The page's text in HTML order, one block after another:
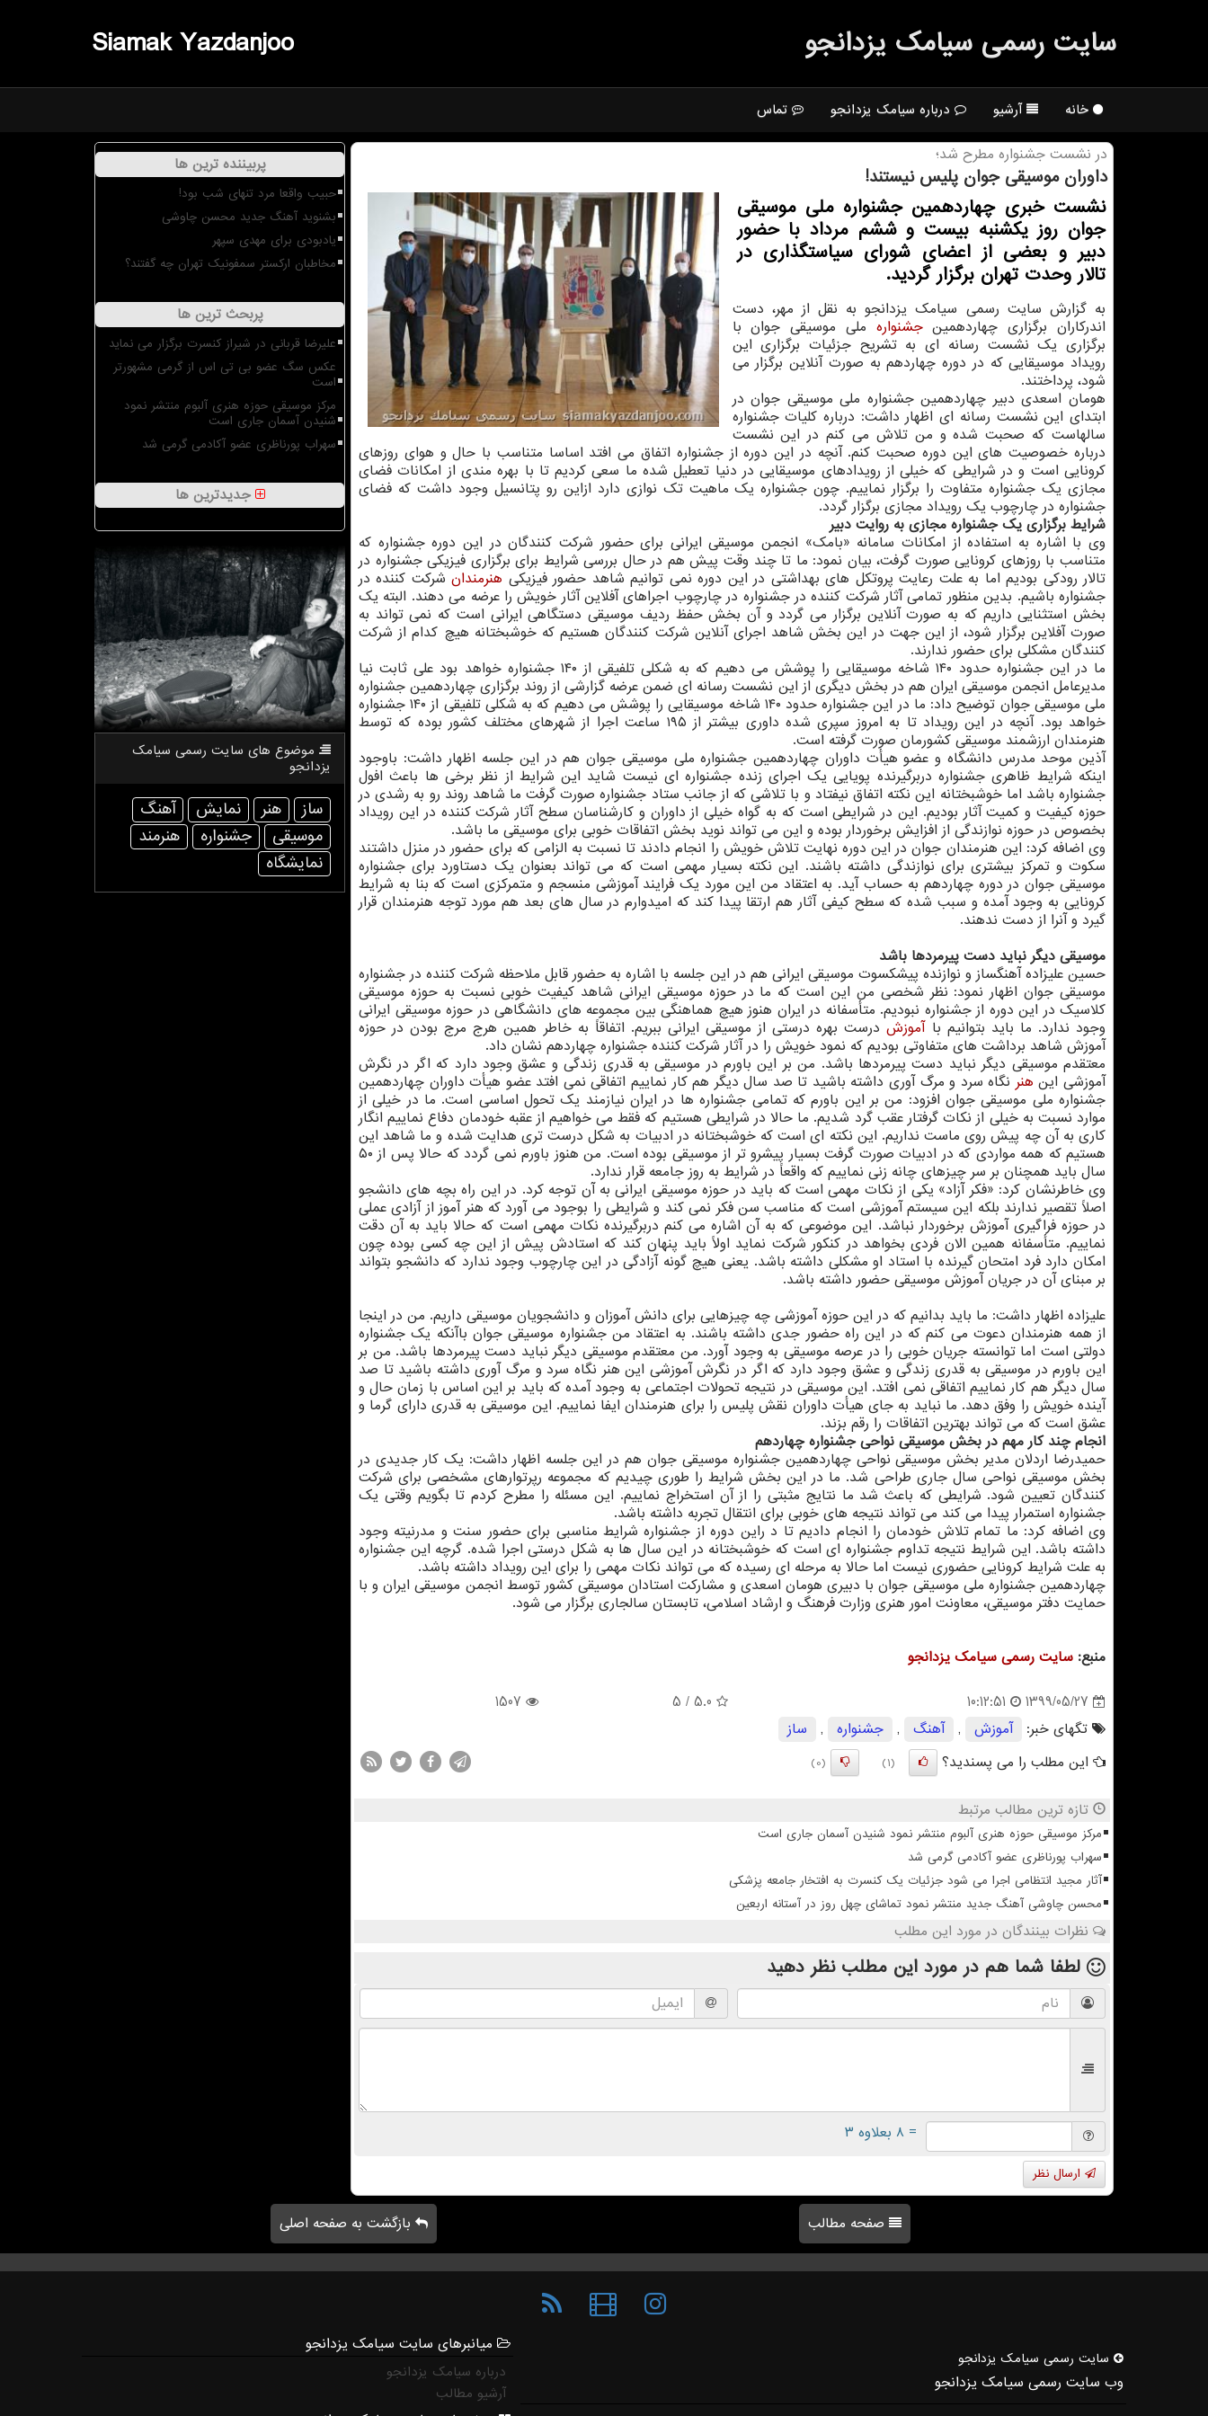
Siamak Yazdanjoo سایت رسمی سیامك یزدانجو
خانه آرشیو درباره سیامک یزدانجو تماس
در نشست جشنواره مطرح شد؛
داوران موسیقی جوان پلیس نیستند!
نشست خبری چهاردهمین جشنواره ملی موسیقی
جوان روز یكشنبه بیست و ششم مرداد با حضور
دبیر و بعضی از اعضای شورای سیاستگذاری در
تالار وحدت تهران برگزار گردید.
به گزارش سایت رسمی سیامک یزدانجو به نقل از مهر، دست
اندرکاران برگزاری چهاردهمینجشنواره ملی موسیقی جوان با
برگزاری یک نشست رسانه ای به تشریح جزئیات برگزاری این
رویداد موسیقایی که در دوره چهاردهم به صورت آنلاین برگزار می
شود، پرداختند.
هومان اسعدی دبیر چهاردهمین جشنواره ملی موسیقی جوان در
ابتدای این نشست رسانه ای اظهار داشت: درباره کلیات جشنواره
سالهاست که صحبت شده و من تلاش می کنم در این نشست
درباره خصوصیت های این دوره صحبت کنم. آنچه در این دوره از جشنواره اتفاق می افتد اساسا متناسب با حال و هوای روزهای
کرونایی است و در شرایطی که خیلی از رویدادهای موسیقایی در دنیا تعطیل شده ما سعی کردیم تا با بهره مندی از امکانات فضای
مجازی یک جشنواره متفاوت را برگزار نماییم. چون جشنواره یک ماهیت تک نوازی دارد ازاین رو پتانسیل وجود داشت که فضای
جشنواره در چارچوب یک رویداد مجازی برگزار گردد.
شرایط برگزاری یک جشنواره مجازی به روایت دبیر
وی با اشاره به استفاده از امکانات سامانه «بامک» انجمن موسیقی ایرانی برای حضور شرکت کنندگان در این دوره جشنواره که
متناسب با روزهای کرونایی صورت گرفت، بیان نمود: ما تا چند وقت پیش هم در حال بررسی شرایط برای برگزاری فیزیکی جشنواره در
تالار رودکی بودیم اما به علت رعایت پروتکل های بهداشتی در این دوره نمی توانیم شاهد حضور فیزیکی هنرمندانشرکت کننده در
جشنواره باشیم. بدین منظور تمامی آثار شرکت کننده در جشنواره در چارچوب اجراهای آفلاین آثار خویش را عرضه می دهند. البته یک
بخش استثنایی داریم که به صورت آنلاین برگزار می گردد و آن بخش حفظ ردیف موسیقی دستگاهی ایرانی است که نمی تواند به
صورت آفلاین برگزار شود، از این جهت در این بخش شاهد اجرای آنلاین شرکت کنندگان هستیم که خوشبختانه هیچ کدام از شرکت
کنندگان مشکلی برای حضور ندارند.
ما در این جشنواره حدود ۱۴۰ شاخه موسیقایی را پوشش می دهیم که به شکلی تلفیقی از ۱۴۰ جشنواره خواهد بود علی ثابت نیا
مدیرعامل انجمن موسیقی ایران هم در بخش دیگری از این نشست رسانه ای ضمن عرضه گزارشی از روند برگزاری چهاردهمین جشنواره
ملی موسیقی جوان توضیح داد: ما در این جشنواره حدود ۱۴۰ شاخه موسیقایی را پوشش می دهیم که به شکلی تلفیقی از ۱۴۰ جشنواره
خواهد بود. آنچه در این رویداد تا به امروز سپری شده داوری بیشتر از ۱۹۵ ساعت اجرا از شهرهای مختلف کشور بوده که توسط
هنرمندان ارزشمند موسیقی کشورمان صورت گرفته است.
آذین موحد مدرس دانشگاه و عضو هیأت داوران چهاردهمین جشنواره ملی موسیقی جوان هم در این جلسه اظهار داشت: باوجود
اینکه شرایط ظاهری جشنواره دربرگیرنده پویایی یک اجرای زنده جشنواره ای نیست شاید این شرایط از نظر برخی ها باعث افول
جشنواره باشد اما خوشبختانه این نکته اتفاق نیفتاد و با تلاشی که از جانب ستاد جشنواره صورت گرفت ما شاهد روند رو به رشدی در
حوزه کیفیت و کمیت آثار بودیم. این در شرایطی است که به گواه خیلی از داوران و کارشناسان سطح آثار شرکت کننده در این رویداد
بخصوص در حوزه نوازندگی از افزایش برخوردار بوده و این می تواند نوید بخش اتفاقات خوبی برای موسیقی ما باشد.
وی اضافه کرد: این هنرمندان جوان در این دوره نهایت تلاش خویش را انجام دادند تا نسبت به الزامی که برای حضور در منزل داشتند
سکوت و تمرکز بیشتری برای نوازندگی داشته باشند. این نکته بسیار مهمی است که می تواند بعنوان یک دستاورد برای جشنواره
موسیقی جوان در دوره چهاردهم به حساب آید. به اعتقاد من این مورد یک فرایند آموزشی منسجم و متمرکزی است که بنا به شرایط
کرونایی به وجود آمده و سبب شده که سطح کیفی آثار هم ارتقا پیدا کند که امیدوارم در سال های بعد هم مورد توجه هنرمندان قرار
گیرد و آنرا از دست ندهند.
موسیقی دیگر نباید دست پیرمردها باشد
حسین علیزاده آهنگساز و نوازنده پیشکسوت موسیقی ایرانی هم در این جلسه با اشاره به حضور قابل ملاحظه شرکت کننده در جشنواره
موسیقی جوان اظهار نمود: نظر شخصی من این است که ما در حوزه موسیقی ایرانی شاهد کیفیت خوبی نسبت به حوزه موسیقی
کلاسیک در این دوره از جشنواره نبودیم. متأسفانه در ایران هنوز هیچ هماهنگی بین مجموعه های دانشگاهی در حوزه موسیقی ایرانی
وجود ندارد. ما باید بتوانیم باآموزشدرست بهره درستی از موسیقی ایرانی ببریم. اتفاقاً به خاطر همین هرج مرج بودن در حوزه
آموزش شاهد برداشت های متفاوتی بودیم که نمود خویش را در آثار شرکت کننده جشنواره چهاردهم نشان داد.
معتقدم موسیقی دیگر نباید دست پیرمردها باشد. من بر این باورم در موسیقی به قدری زندگی و عشق وجود دارد که اگر در نگرش
آموزشی این هنر نگاه سرد و مرگ آوری داشته باشید تا صد سال دیگر هم کار نماییم اتفاقی نمی افتد عضو هیأت داوران چهاردهمین
جشنواره ملی موسیقی جوان افزود: من بر این باورم که تمامی جشنواره ها در ایران نیازمند یک تحول اساسی است. ما در خیلی از
موارد نسبت به خیلی از نکات گرفتار عقب گرد شدیم. ما حالا در شرایطی هستیم که فقط می خواهیم از عقبه خودمان دفاع نماییم انگار
کاری به آن چه پیش روی ماست نداریم. این نکته ای است که خوشبختانه در ادبیات به شکل درست تری هدایت شده و ما شاهد این
هستیم که همه مواردی که در ادبیات صورت گرفت بسیار پیشرو تر از موسیقی بوده است. من هنوز باورم نمی گردد که حالا پس از ۵۰
سال باید همچنان بر سر چیزهای چانه زنی نماییم که واقعاً در شرایط به روز جامعه قرار ندارد.
وی خاطرنشان کرد: «فکر آزاد» یکی از نکات مهمی است که باید در حوزه موسیقی ایرانی به آن توجه کرد. در این راه بچه های دانشجو
اصلاً تقصیر ندارند بلکه این سیستم آموزشی است که مناسب سن فکر نمی کند و شرایطی را بوجود می آورد که هنر آموز از آزادی عملی
در حوزه فراگیری آموزش برخوردار نباشد. این موضوعی که به آن اشاره می کنم دربرگیرنده نکات مهمی است که حالا باید به آن دقت
نماییم. متأسفانه همین الان فردی بخواهد در کنکور شرکت نماید اولاً باید پنهان کند که استادش پیش از این چه کسی بوده چون
امکان دارد فرد امتحان گیرنده با استاد او مشکلی داشته باشد. یعنی هیچ گونه آزادگی در این چارچوب وجود ندارد که دانشجو بتواند
بر مبنای آن در جریان آموزش موسیقی حضور داشته باشد.
علیزاده اظهار داشت: ما باید بدانیم که در این حوزه آموزشی چه چیزهایی برای دانش آموزان و دانشجویان موسیقی داریم. من در اینجا
از همه هنرمندان دعوت می کنم که در این راه حضور جدی داشته باشند. به اعتقاد من جشنواره موسیقی جوان باآنکه یک جشنواره
دولتی است اما توانسته جریان خوبی را در عرصه موسیقی به وجود آورد. من معتقدم موسیقی دیگر نباید دست پیرمردها باشد. من بر
این باورم در موسیقی به قدری زندگی و عشق وجود دارد که اگر در نگرش آموزشی این هنر نگاه سرد و مرگ آوری داشته باشید تا صد
سال دیگر هم کار نماییم اتفاقی نمی افتد. این موسیقی در نتیجه تحولات اجتماعی به وجود آمده که باید بر این اساس با زمان حال و
آینده خویش را وفق دهد. ما نباید به جای هیأت داوران نقش پلیس را برای هنرمندان ایفا نماییم. این موسیقی به قدری دارای گرما و
عشق است که می تواند بهترین اتفاقات را رقم بزند.
انجام چند کار مهم در بخش موسیقی نواحی جشنواره چهاردهم
حمیدرضا اردلان مدیر بخش موسیقی نواحی چهاردهمین جشنواره موسیقی جوان هم در این جلسه اظهار داشت: یک کار جدیدی در
بخش موسیقی نواحی سال جاری طراحی شد. ما در این بخش شرایط را طوری چیدیم که مجموعه رپرتوارهای مشخصی برای شرکت
کنندگان تعیین شود. شرایطی که باعث شد ما نتایج مثبتی را از آن استخراج نماییم. این مسئله را مطرح کردم تا بگویم وقتی یک
جشنواره استمرار پیدا می کند می تواند نتیجه های خوبی برای انتقال تجربه داشته باشد.
وی اضافه کرد: ما تمام تلاش خودمان را انجام دادیم تا د راین دوره از جشنواره شرایط مناسبی برای حضور سنت و مدرنیته وجود
داشته باشد. این شرایط نتیجه تداوم جشنواره ای است که خوشبختانه در این سال ها به شکل درستی اجرا شده. گرچه این جشنواره
به علت شرایط کرونایی حضوری نیست اما حالا به مرحله ای رسیده که می تواند نکات مهمی را برای این رویداد داشته باشد.
چهاردهمین جشنواره ملی موسیقی جوان با دبیری هومان اسعدی و مشارکت استادان موسیقی کشور توسط انجمن موسیقی ایران و با
حمایت دفتر موسیقی، معاونت امور هنری وزارت فرهنگ و ارشاد اسلامی، تابستان سالجاری برگزار می شود.
منبع: سایت رسمی سیامك یزدانجو
1399/05/27
10:12:51
5.0
/ 5
1507
تگهای خبر:
آموزش , آهنگ , جشنواره ,
ساز
این مطلب را می پسندید؟
(1)
(0)
تازه ترین مطالب مرتبط
مرکز موسیقی حوزه هنری آلبوم منتشر نمود شنیدن آسمان جاری است
سهراب پورناظری عضو آکادمی گرمی شد
آثار مجید انتظامی اجرا می شود جزئیات یک کنسرت به افتخار جامعه پزشکی
محسن چاوشی آهنگ جدید منتشر نمود تماشای چهل روز در آستانه اربعین
نظرات بینندگان در مورد این مطلب
لطفا شما هم در مورد این مطلب نظر دهید
= ۸ بعلاوه ۳
ارسال نظر
پربیننده ترین ها
حبیب واقعا مرد تنهای شب بود!
بشنوید آهنگ جدید محسن چاوشی
یادبودی برای مهدی سپهر
مخاطبان ارکستر سمفونیک تهران چه گفتند؟
پربحث ترین ها
علیرضا قربانی در شیراز کنسرت برگزار می نماید
عکس سگ عضو بی تی اس از گرمی مشهورتر
است
مرکز موسیقی حوزه هنری آلبوم منتشر نمود
شنیدن آسمان جاری است
سهراب پورناظری عضو آکادمی گرمی شد
جدیدترین ها
موضوع های سایت رسمی سیامك
یزدانجو
ساز هنر نمایش
آهنگ
موسیقی
جشنواره
هنرمند
نمایشگاه
صفحه مطالب بازگشت به صفحه اصلی
سایت رسمی سیامك یزدانجو
وب سایت رسمی سیامک یزدانجو
میانبرهای سایت سیامک یزدانجو
درباره سیامک یزدانجو
آرشیو مطالب